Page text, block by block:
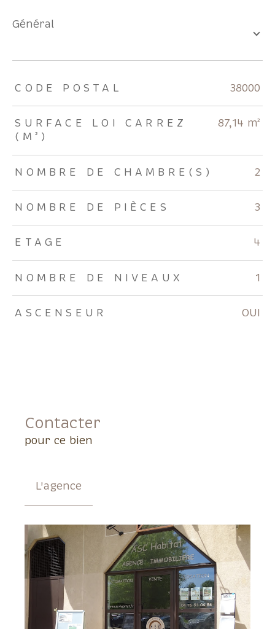
général
TRAD_ZEPHYR_Caracteristique TRAD_ZEPHYR_Valeurs
CODE POSTAL 38000
SURFACE LOI CARREZ
(M²)
87,14 m²
NOMBRE DE CHAMBRE(S) 2
NOMBRE DE PIÈCES 3
ETAGE 4
NOMBRE DE NIVEAUX 1
ASCENSEUR OUI
Contacter
pour ce bien
L'agence